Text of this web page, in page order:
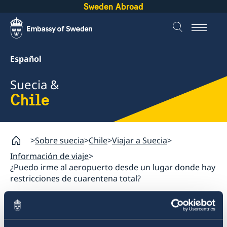
Sweden Abroad
Español
Suecia &
Chile
Sobre suecia Chile Viajar a Suecia
Información de viaje
¿Puedo irme al aeropuerto desde un lugar donde hay
restricciones de cuarentena total?
Chile